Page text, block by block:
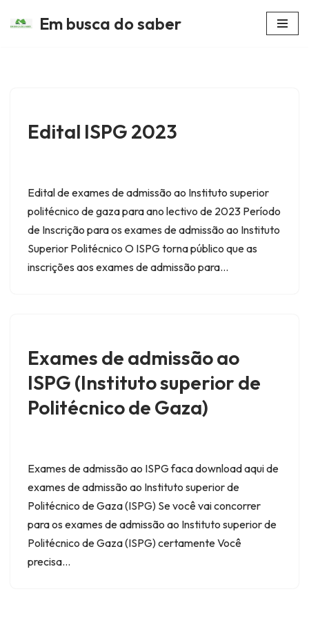
Em busca do saber
Edital ISPG 2023
Edital de exames de admissão ao Instituto superior
politécnico de gaza para ano lectivo de 2023 Período
de Inscrição para os exames de admissão ao Instituto
Superior Politécnico O ISPG torna público que as
inscrições aos exames de admissão para…
Exames de admissão ao
ISPG (Instituto superior de
Politécnico de Gaza)
Exames de admissão ao ISPG faca download aqui de
exames de admissão ao Instituto superior de
Politécnico de Gaza (ISPG) Se você vai concorrer
para os exames de admissão ao Instituto superior de
Politécnico de Gaza (ISPG) certamente Você
precisa…